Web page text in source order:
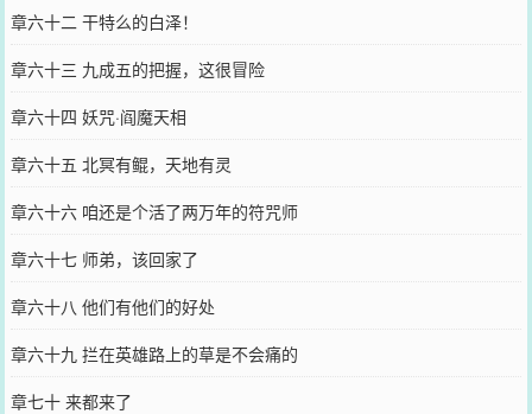
章六十二 干特么的白泽！
章六十三 九成五的把握，这很冒险
章六十四 妖咒·阎魔天相
章六十五 北冥有鲲，天地有灵
章六十六 咱还是个活了两万年的符咒师
章六十七 师弟，该回家了
章六十八 他们有他们的好处
章六十九 拦在英雄路上的草是不会痛的
章七十 来都来了